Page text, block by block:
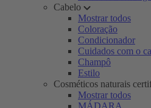
Cabelo
Mostrar todos
Coloração
Condicionador
Cuidados com o
Champô
Estilo
Cosméticos naturais
Mostrar todos
MÁDARA